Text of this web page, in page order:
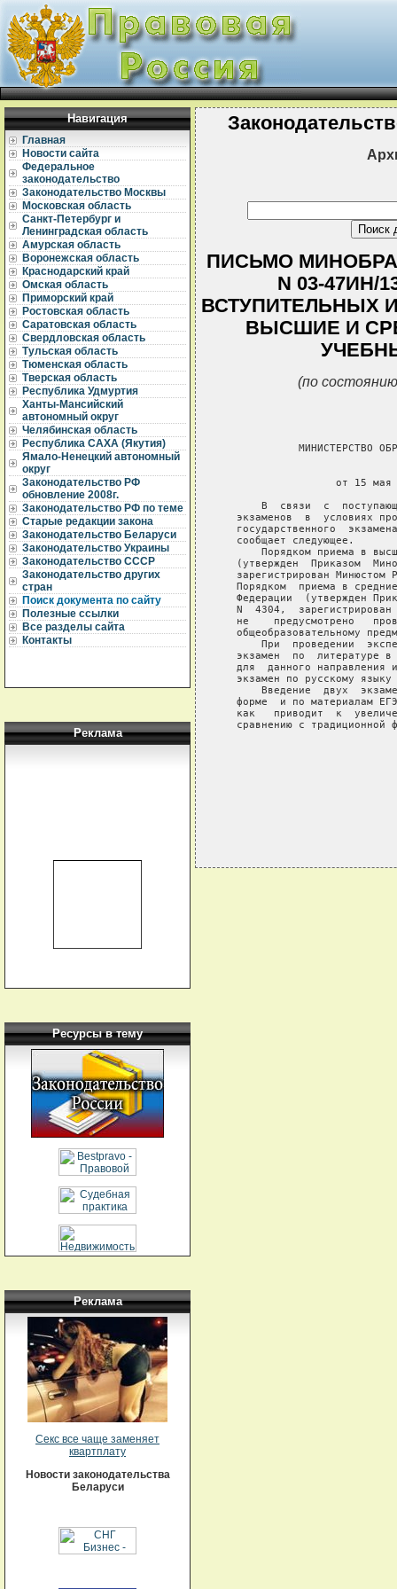
Навигация
Главная
Новости сайта
Федеральное
законодательство
Законодательство Москвы
Московская область
Санкт-Петербург и
Ленинградская область
Амурская область
Воронежская область
Краснодарский край
Омская область
Приморский край
Ростовская область
Саратовская область
Свердловская область
Тульская область
Тюменская область
Тверская область
Республика Удмуртия
Ханты-Мансийский
автономный округ
Челябинская область
Республика САХА (Якутия)
Ямало-Ненецкий автономный
округ
Законодательство РФ
обновление 2008г.
Законодательство РФ по теме
Старые редакции закона
Законодательство Беларуси
Законодательство Украины
Законодательство СССР
Законодательство других
стран
Поиск документа по сайту
Полезные ссылки
Все разделы сайта
Контакты
Реклама
Ресурсы в тему
Реклама
Секс все чаще заменяет
квартплату
Новости законодательства
Беларуси
ПИСЬМО
N 03-47ИН/
ВСТУПИТЕЛЬНЫХ
ВЫСШИЕ И
(по
МИНИСТЕРСТВО
от 15 мая
В  связи  с
экзаменов  в  условиях
государственного
   сообщает следующее.
Порядком приема в
(утвержден  Приказом
зарегистрирован Минюстом
Порядком  приема в
Федерации  (утвержден
N  4304,
не    предусмотрено
общеобразовательному
При  проведении
экзамен  по  литературе
для  данного направления
экзамен по русскому языку
Введение  двух
форме  и по материалам
как   приводит  к
сравнению с традиционной